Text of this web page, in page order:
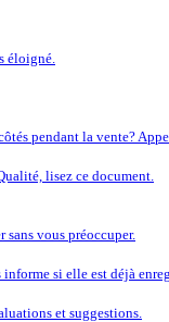
éloigné.
pendant la vente?
lisez ce document.
vous préoccuper.
si elle est déjà
et suggestions.